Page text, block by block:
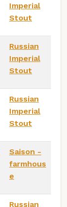
Imperial
Stout
Russian
Imperial
Stout
Russian
Imperial
Stout
Saison -
farmhous
e
Russian